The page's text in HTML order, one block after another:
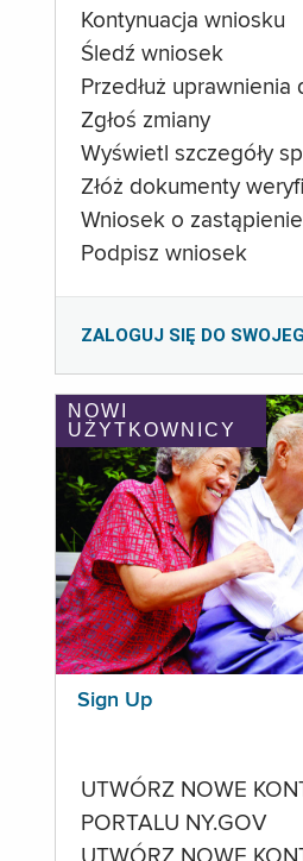
Kontynuacja wniosku
Śledź wniosek
Przedłuż uprawnienia
Zgłoś zmiany
Wyświetl szczegóły
Złóż dokumenty
Wniosek o
Podpisz wniosek
ZALOGUJ SIĘ DO
NOWI
UŻYTKOWNICY
Sign Up
UTWÓRZ NOWE
PORTALU NY.GOV